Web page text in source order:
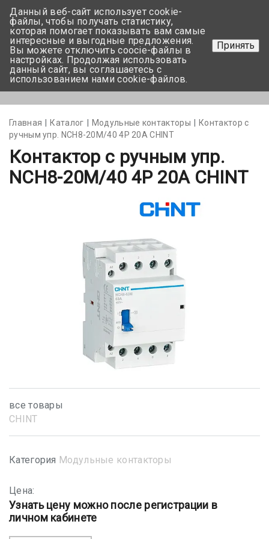
+375 17-350-99-56
+375 44-752-82-08
Задать вопрос
Главная Каталог Модульные контакторы
Контактор с
ручным упр. NCH8-20М/40 4Р 20A CHINT
Контактор с ручным упр.
NCH8-20М/40 4Р 20A CHINT
все товары
CHINT
Категория Модульные контакторы
Цена:
Узнать цену можно после регистрации в
личном кабинете
Данный веб-сайт использует cookie-
файлы, чтобы получать статистику,
которая помогает показывать вам самые
интересные и выгодные предложения.
Вы можете отключить coocie-файлы в
настройках. Продолжая использовать
данный сайт, вы соглашаетесь с
использованием нами cookie-файлов.
Принять